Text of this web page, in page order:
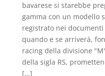
bavarese si starebbe
gamma con un modello
registrato nei documenti
quando e se arriverà,
racing della divisione
della sigla RS,
[…]